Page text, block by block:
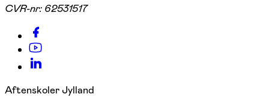
CVR-nr: 62531517
Aftenskoler Jylland